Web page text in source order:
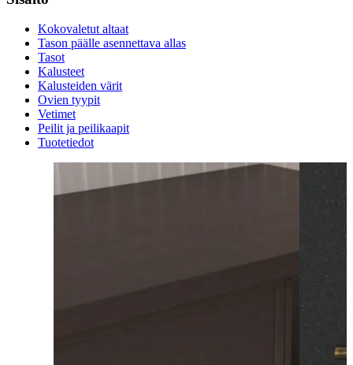
Kokovaletut altaat
Tason päälle asennettava allas
Tasot
Kalusteet
Kalusteiden värit
Ovien tyypit
Vetimet
Peilit ja peilikaapit
Tuotetiedot